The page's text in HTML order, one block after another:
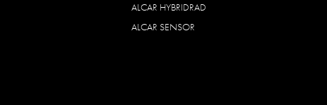
ALCAR HYBRIDRAD
ALCAR SENSOR